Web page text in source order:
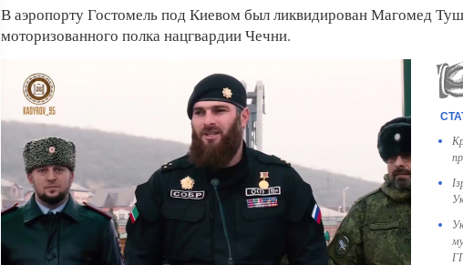
В аэропорту Гостомель под Киевом был ликвидирован Магомед
моторизованного полка нацгвардии Чечни.